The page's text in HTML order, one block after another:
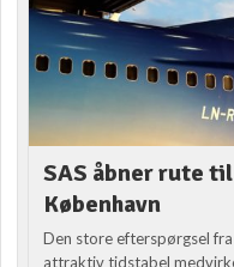
SAS åbner rute
København
Den store efterspørgsel
attraktiv tidstabel